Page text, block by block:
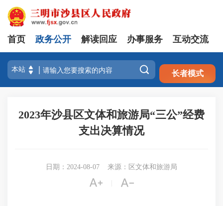
注册 登录
首页 政务公开 解读回应 办事服务 互动交流
 长者模式
2023年沙县区文体和旅游局“三公”经费
支出决算情况
日期：2024-08-07 来源：区文体和旅游局
 